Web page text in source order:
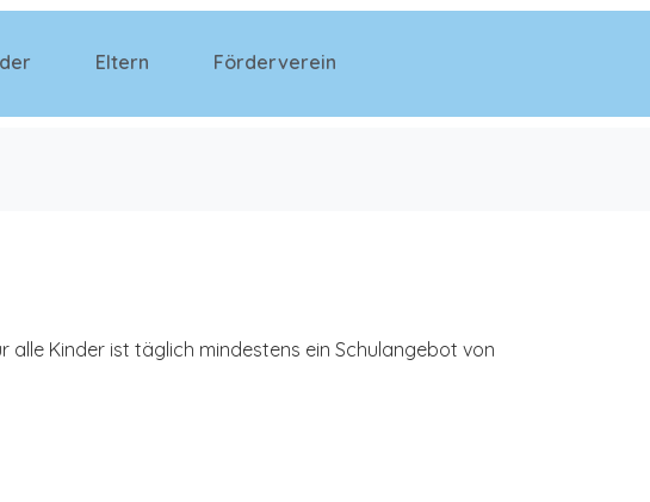
Eltern Förderverein
alle Kinder ist täglich mindestens ein Schulangebot von